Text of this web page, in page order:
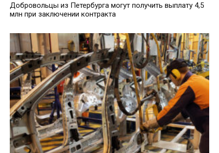
Добровольцы из Петербурга могут получить выплату 4,5
млн при заключении контракта